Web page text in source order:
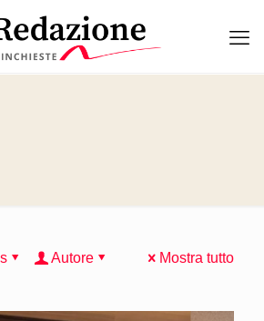
Autore Mostra tutto